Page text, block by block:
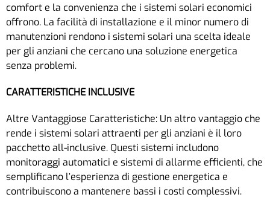
comfort e la convenienza che i sistemi solari economici
offrono. La facilità di installazione e il minor numero di
manutenzioni rendono i sistemi solari una scelta ideale
per gli anziani che cercano una soluzione energetica
senza problemi.
CARATTERISTICHE INCLUSIVE
Altre Vantaggiose Caratteristiche: Un altro vantaggio che
rende i sistemi solari attraenti per gli anziani è il loro
pacchetto all-inclusive. Questi sistemi includono
monitoraggi automatici e sistemi di allarme efficienti, che
semplificano l’esperienza di gestione energetica e
contribuiscono a mantenere bassi i costi complessivi.